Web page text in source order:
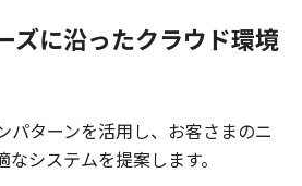
ズに沿ったクラウド環境
パターンを活用し、お客さまのニ
システムを提案します。